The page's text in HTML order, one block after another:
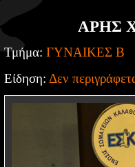
ΑΡΗΣ
Τμήμα: ΓΥΝΑΙΚΕΣ Β
Είδηση: Δεν